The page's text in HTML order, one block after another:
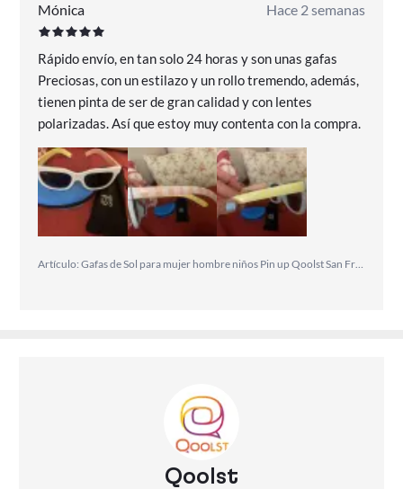
Mónica Hace 2 semanas
Rápido envío, en tan solo 24 horas y son unas gafas
Preciosas, con un estilazo y un rollo tremendo, además,
tienen pinta de ser de gran calidad y con lentes
polarizadas. Así que estoy muy contenta con la compra.
Artículo: Gafas de Sol para mujer hombre niños Pin up Qoolst San Francisco unisex
Qoolst